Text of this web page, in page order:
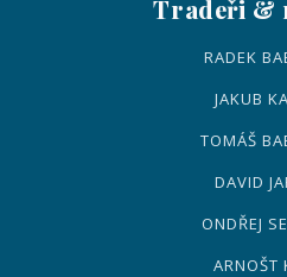
Tradeři &
RADEK
JAKUB
TOMÁŠ
DAVID
ONDŘEJ
ARNOŠT